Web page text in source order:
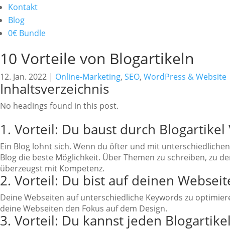
Kontakt
Blog
0€ Bundle
10 Vorteile von Blogartikeln
12. Jan. 2022 | Online-Marketing, SEO, WordPress & Website
Inhaltsverzeichnis
No headings found in this post.
1. Vorteil: Du baust durch
Ein Blog lohnt sich. Wenn du öfter und mit
Blog die beste Möglichkeit. Über Themen zu schreiben, zu
überzeugst mit Kompetenz.
2. Vorteil: Du bist auf deinen
Deine Webseiten auf unterschiedliche Keywords zu
deine Webseiten den Fokus auf dem Design.
3. Vorteil: Du kannst jeden